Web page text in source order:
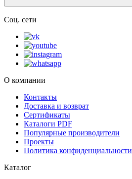
Соц. сети
О компании
Контакты
Доставка и возврат
Сертификаты
Каталоги PDF
Популярные производители
Проекты
Политика конфиденциальности
Каталог